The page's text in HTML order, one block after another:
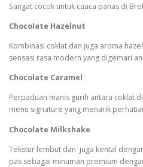
Sangat cocok untuk cuaca panas di
Chocolate Hazelnut
Kombinasi coklat dan juga aroma
sensasi rasa modern yang digemari
Chocolate Caramel
Perpaduan manis gurih antara coklat
menu signature yang menarik
Chocolate Milkshake
Tekstur lembut dan juga kental
pas sebagai minuman premium